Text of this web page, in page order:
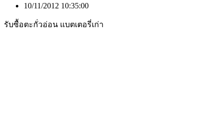
10/11/2012 10:35:00
รับซื้อตะกั่วอ่อน แบตเตอรี่เก่า